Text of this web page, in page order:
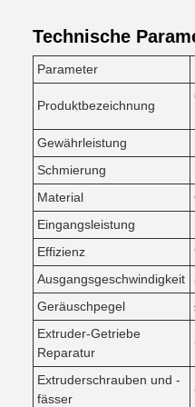
Technische
Parameter
Produktbezeichnung
Gewährleistung
Schmierung
Material
Eingangsleistung
Effizienz
Ausgangsgeschwindigkeit
Geräuschpegel
Extruder-Getriebe
Reparatur
Extruderschrauben und -
fässer